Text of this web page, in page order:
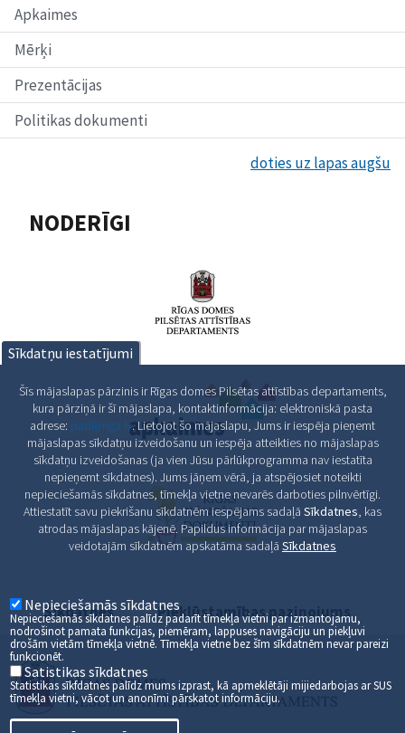
Apkaimes
Mērķi
Prezentācijas
Politikas dokumenti
doties uz lapas augšu
NODERĪGI
Sīkdatnes Piekļūstamības paziņojums
Sīkdatņu iestatījumi
Šīs mājaslapas pārzinis ir Rīgas domes Pilsētas attīstības departaments,
kura pārziņā ir šī mājaslapa, kontaktinformācija: elektroniskā pasta
adrese: pad@riga.lv. Lietojot šo mājaslapu, Jums ir iespēja pieņemt
mājaslapas sīkdatņu izveidošanu un iespēja atteikties no mājaslapas
sīkdatņu izveidošanas (ja vien Jūsu pārlūkprogramma nav iestatīta
nepieņemt sīkdatnes). Jums jāņem vērā, ja atspējosiet noteikti
nepieciešamās sīkdatnes, tīmekļa vietne nevarēs darboties pilnvērtīgi.
Attiestatīt savu piekrišanu sīkdatnēm iespējams sadaļā Sīkdatnes, kas
atrodas mājaslapas kājenē. Papildus informācija par mājaslapas
veidotajām sīkdatnēm apskatāma sadaļā Sīkdatnes
Nepieciešamās sīkdatnes
Nepieciešamās sīkdatnes palīdz padarīt tīmekļa vietni par izmantojamu,
nodrošinot pamata funkcijas, piemēram, lappuses navigāciju un piekļuvi
drošām vietām tīmekļa vietnē. Tīmekļa vietne bez šīm sīkdatnēm nevar pareizi
funkcionēt.
Satistikas sīkdatnes
Statistikas sīkfdatnes palīdz mums izprast, kā apmeklētāji mijiedarbojas ar SUS
tīmekļa vietni, vācot un anonīmi pārskatot informāciju.